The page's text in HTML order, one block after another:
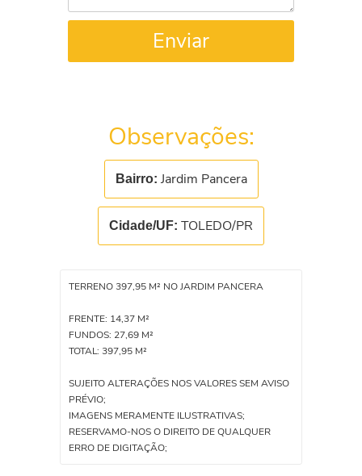
Enviar
Observações:
Bairro: Jardim Pancera
Cidade/UF: TOLEDO/PR
TERRENO 397,95 M² NO JARDIM PANCERA
FRENTE: 14,37 M²
FUNDOS: 27,69 M²
TOTAL: 397,95 M²
SUJEITO ALTERAÇÕES NOS VALORES SEM AVISO
PRÉVIO;
IMAGENS MERAMENTE ILUSTRATIVAS;
RESERVAMO-NOS O DIREITO DE QUALQUER
ERRO DE DIGITAÇÃO;